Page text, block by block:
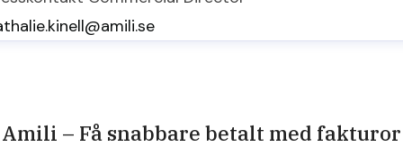
Amili – Få snabbare betalt med fakturor